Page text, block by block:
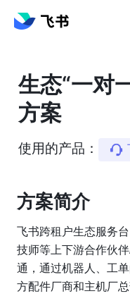
生态“一对
方案
使用的产品：
方案简介️
飞书跨租户生态服务
技师等上下游合作伙
通，通过机器人、工
方配件厂商和主机厂